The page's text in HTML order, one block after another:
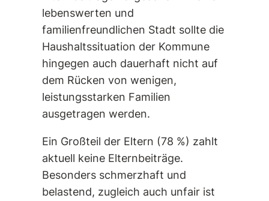
lebenswerten und
familienfreundlichen Stadt sollte die
Haushaltssituation der Kommune
hingegen auch dauerhaft nicht auf
dem Rücken von wenigen,
leistungsstarken Familien
ausgetragen werden.
Ein Großteil der Eltern (78 %) zahlt
aktuell keine Elternbeiträge.
Besonders schmerzhaft und
belastend, zugleich auch unfair ist